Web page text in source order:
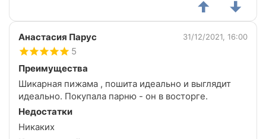
Анастасия Парус 31/12/2021, 16:00
5
Преимущества
Шикарная пижама , пошита идеально и выглядит
идеально. Покупала парню - он в восторге.
Недостатки
Никаких